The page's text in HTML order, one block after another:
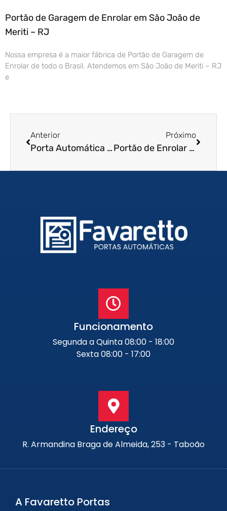
Portão de Garagem de Enrolar em São João de
Meriti – RJ
Nossa empresa é a maior fábrica de Portão de Garagem de
Enrolar de todo o Brasil. Atendemos em São João de Meriti – RJ
e
Anterior
Porta Automática de Enrolar em João Pessoa – PB
Próximo
Portão de Enrolar em Recife – PE
Funcionamento
Segunda a Quinta 08:00 - 18:00
Sexta 08:00 - 17:00
Endereço
R. Armandina Braga de Almeida, 253 - Taboão
A Favaretto Portas